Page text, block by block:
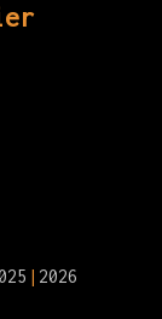
2026